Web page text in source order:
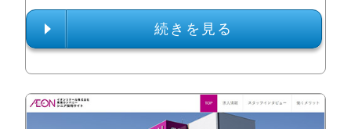
続きを見る